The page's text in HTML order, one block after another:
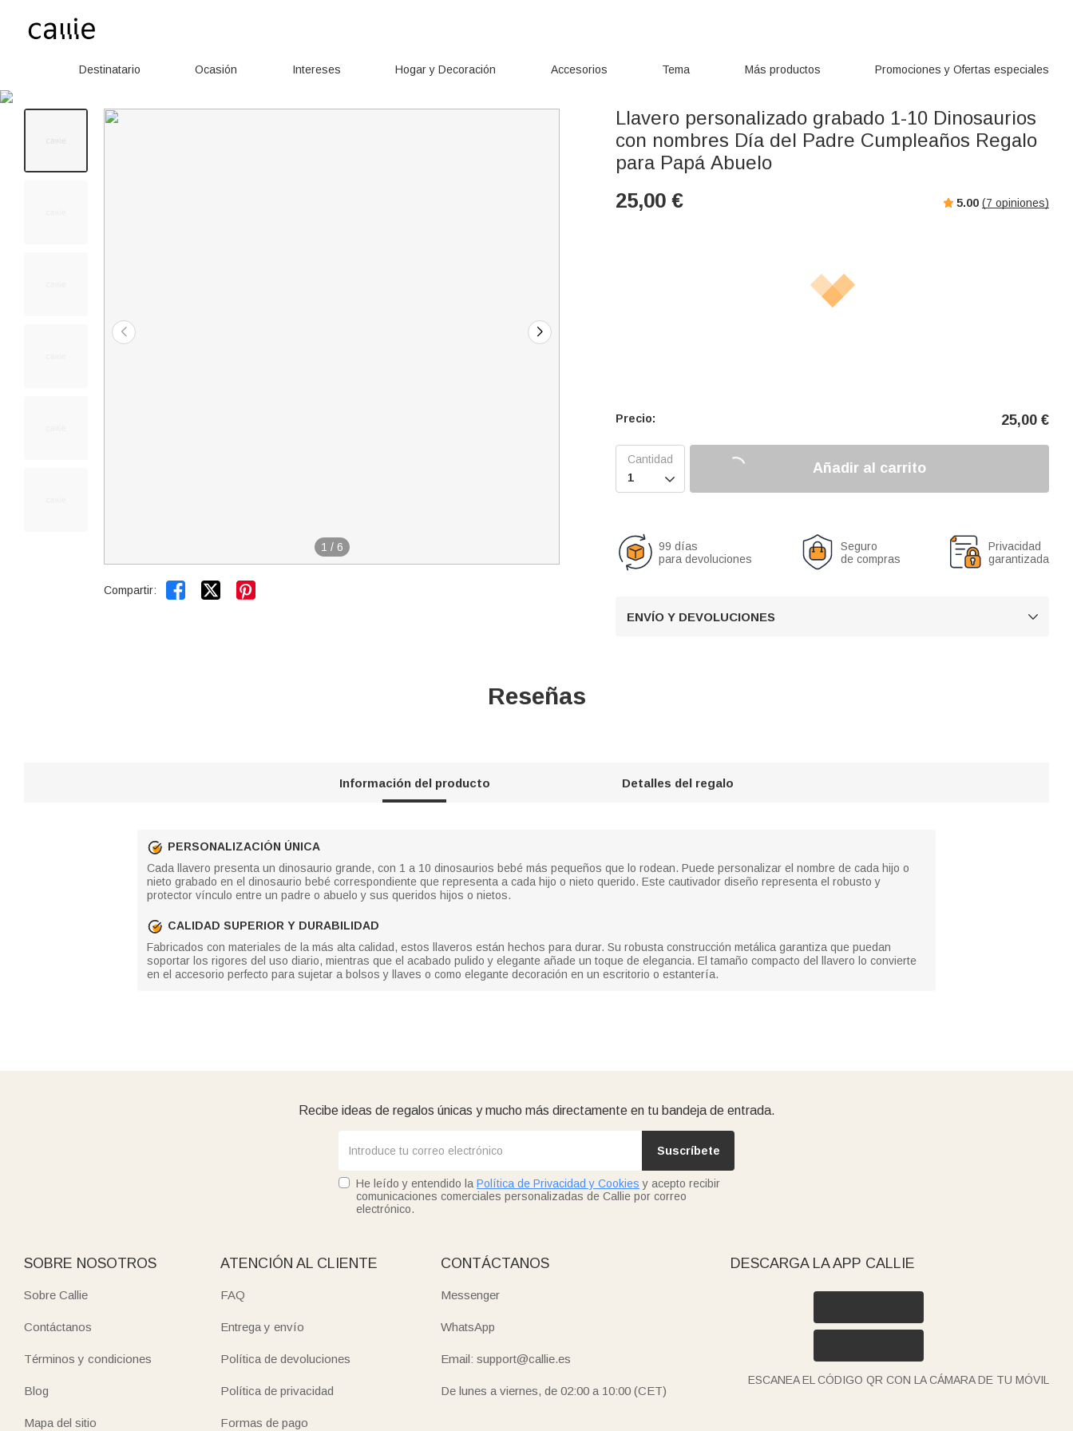
Destinatario Ocasión Intereses Hogar y Decoración Accesorios Tema Más productos Promociones y Ofertas especiales
1 / 6
Compartir:  
Llavero personalizado grabado 1-10 Dinosaurios
con nombres Día del Padre Cumpleaños Regalo
para Papá Abuelo
25,00 € 5.00 (7 opiniones)
Precio: 25,00 €

Añadir al carrito
99 días
para devoluciones
Seguro
de compras
Privacidad
garantizada
ENVÍO Y DEVOLUCIONES 
Reseñas
Información del producto Detalles del regalo
PERSONALIZACIÓN ÚNICA
Cada llavero presenta un dinosaurio grande, con 1 a 10 dinosaurios bebé más pequeños que lo rodean. Puede personalizar el nombre de cada hijo o
nieto grabado en el dinosaurio bebé correspondiente que representa a cada hijo o nieto querido. Este cautivador diseño representa el robusto y
protector vínculo entre un padre o abuelo y sus queridos hijos o nietos.
CALIDAD SUPERIOR Y DURABILIDAD
Fabricados con materiales de la más alta calidad, estos llaveros están hechos para durar. Su robusta construcción metálica garantiza que puedan
soportar los rigores del uso diario, mientras que el acabado pulido y elegante añade un toque de elegancia. El tamaño compacto del llavero lo convierte
en el accesorio perfecto para sujetar a bolsos y llaves o como elegante decoración en un escritorio o estantería.
Recibe ideas de regalos únicas y mucho más directamente en tu bandeja de entrada.
Suscríbete
He leído y entendido la Política de Privacidad y Cookies y acepto recibir
comunicaciones comerciales personalizadas de Callie por correo
electrónico.
SOBRE NOSOTROS
Sobre Callie
Contáctanos
Términos y condiciones
Blog
Mapa del sitio
ATENCIÓN AL CLIENTE
FAQ
Entrega y envío
Política de devoluciones
Política de privacidad
Formas de pago
CONTÁCTANOS
Messenger
WhatsApp
Email: support@callie.es
De lunes a viernes, de 02:00 a 10:00 (CET)
DESCARGA LA APP CALLIE
ESCANEA EL CÓDIGO QR CON LA CÁMARA DE TU MÓVIL